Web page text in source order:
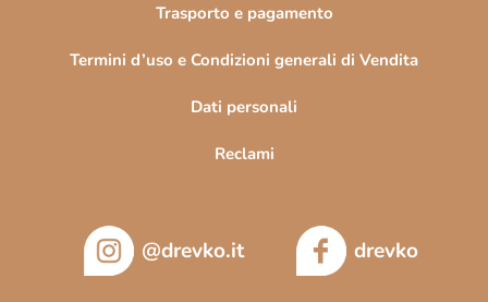
Trasporto e pagamento
Termini d’uso e Condizioni generali di Vendita
Dati personali
Reclami
@drevko.it drevko